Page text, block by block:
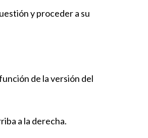
y proceder a su
de la versión del
a la derecha.